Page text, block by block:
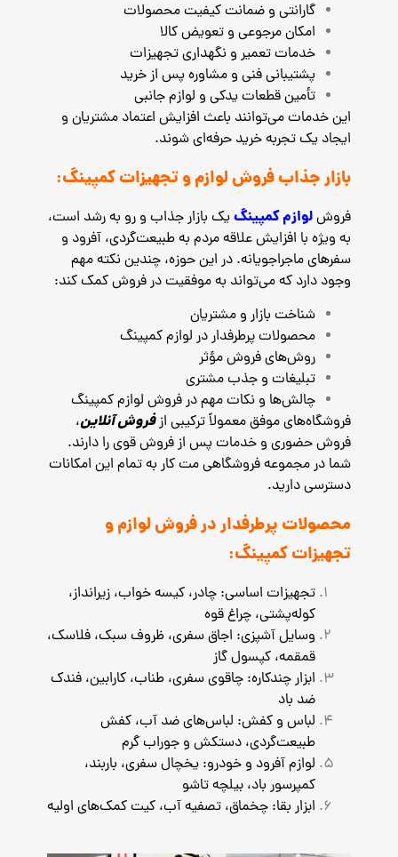
گارانتی و ضمانت کیفیت محصولات
امکان مرجوعی و تعویض کالا
خدمات تعمیر و نگهداری تجهیزات
پشتیبانی فنی و مشاوره پس از خرید
تأمین قطعات یدکی و لوازم جانبی
این خدمات می‌توانند باعث افزایش اعتماد مشتریان و
ایجاد یک تجربه خرید حرفه‌ای شوند.
بازار جذاب فروش لوازم و تجهیزات کمپینگ:
فروشلوازم کمپینگیک بازار جذاب و رو به رشد است،
به‌ ویژه با افزایش علاقه مردم به طبیعت‌گردی، آفرود و
سفرهای ماجراجویانه. در این حوزه، چندین نکته مهم
وجود دارد که می‌تواند به موفقیت در فروش کمک کند:
شناخت بازار و مشتریان
محصولات پرطرفدار در لوازم کمپینگ
روش‌های فروش مؤثر
تبلیغات و جذب مشتری
چالش‌ها و نکات مهم در فروش لوازم کمپینگ
فروشگاه‌های موفق معمولاً ترکیبی ازفروش آنلاین،
فروش حضوری و خدمات پس از فروش قوی را دارند.
شما در مجموعه فروشگاهی مت کار به تمام این امکانات
دسترسی دارید.
محصولات پرطرفدار در فروش لوازم و
تجهیزات کمپینگ:
تجهیزات اساسی: چادر، کیسه خواب، زیرانداز،
کوله‌پشتی، چراغ قوه
وسایل آشپزی: اجاق سفری، ظروف سبک، فلاسک،
قمقمه، کپسول گاز
ابزار چندکاره: چاقوی سفری، طناب، کارابین، فندک
ضد باد
لباس و کفش: لباس‌های ضد آب، کفش
طبیعت‌گردی، دستکش و جوراب گرم
لوازم آفرود و خودرو: یخچال سفری، باربند،
کمپرسور باد، بیلچه تاشو
ابزار بقا: چخماق، تصفیه آب، کیت کمک‌های اولیه